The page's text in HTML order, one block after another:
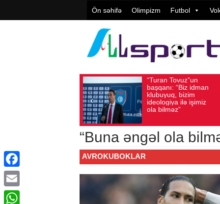
Ön səhifə Olimpizm Futbol
başqanı: “Biz idman
klubuyuq, bizim
ideologiya ilə işimiz
ola bilməz”
Avqust 05, 2026
“Buna əngəl ola
AVROKUBOKLAR
Facebook
Email